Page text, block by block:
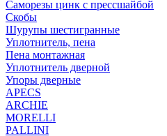
Саморезы цинк с прессшайбой
Скобы
Шурупы шестигранные
Уплотнитель, пена
Пена монтажная
Уплотнитель дверной
Упоры дверные
APECS
ARCHIE
MORELLI
PALLINI